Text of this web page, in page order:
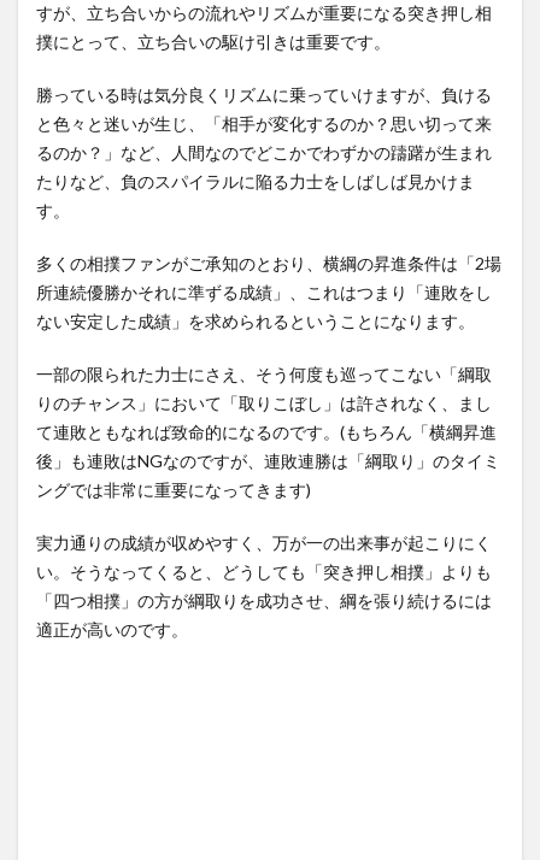
すが、立ち合いからの流れやリズムが重要になる突き押し相
撲にとって、立ち合いの駆け引きは重要です。
勝っている時は気分良くリズムに乗っていけますが、負ける
と色々と迷いが生じ、「相手が変化するのか？思い切って来
るのか？」など、人間なのでどこかでわずかの躊躇が生まれ
たりなど、負のスパイラルに陥る力士をしばしば見かけま
す。
多くの相撲ファンがご承知のとおり、横綱の昇進条件は「2場
所連続優勝かそれに準ずる成績」、これはつまり「連敗をし
ない安定した成績」を求められるということになります。
一部の限られた力士にさえ、そう何度も巡ってこない「綱取
りのチャンス」において「取りこぼし」は許されなく、まし
て連敗ともなれば致命的になるのです。(もちろん「横綱昇進
後」も連敗はNGなのですが、連敗連勝は「綱取り」のタイミ
ングでは非常に重要になってきます)
実力通りの成績が収めやすく、万が一の出来事が起こりにく
い。そうなってくると、どうしても「突き押し相撲」よりも
「四つ相撲」の方が綱取りを成功させ、綱を張り続けるには
適正が高いのです。